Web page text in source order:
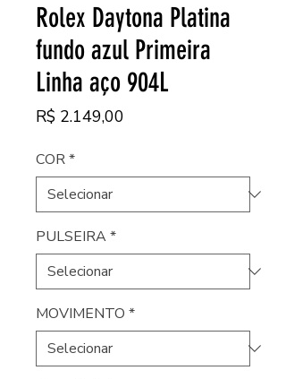
Rolex Daytona Platina
fundo azul Primeira
Linha aço 904L
R$ 2.149,00
COR*
PULSEIRA*
MOVIMENTO *